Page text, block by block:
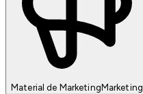
Material de MarketingMarketing